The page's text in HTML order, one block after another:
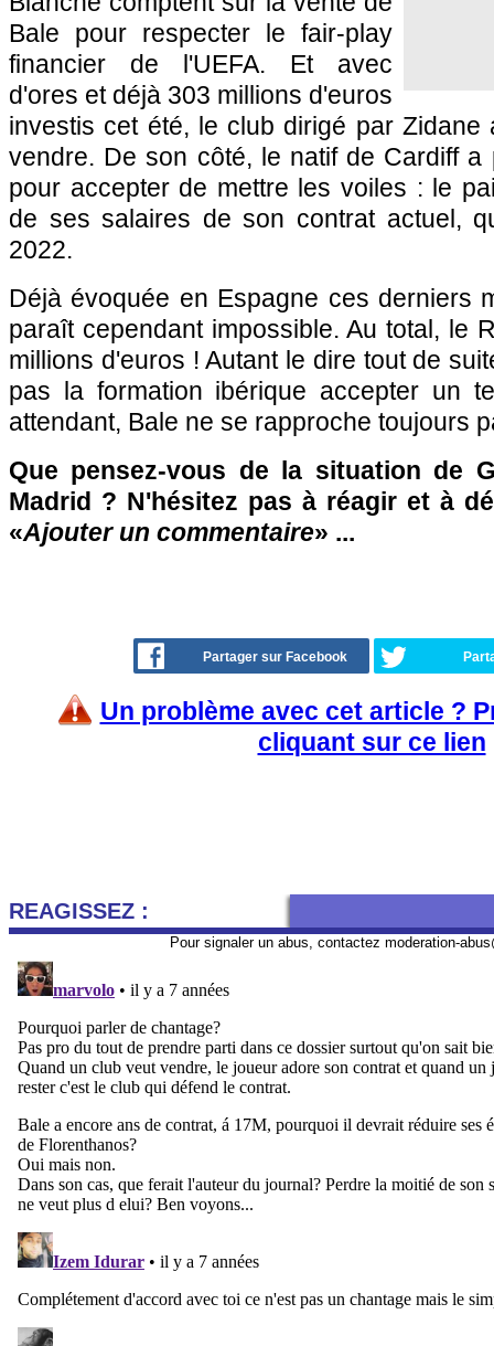
Bale pour respecter le fair-play
financier de l'UEFA. Et avec
d'ores et déjà 303 millions d'euros
investis cet été, le club dirigé par Zidane
vendre. De son côté, le natif de Cardiff a
pour accepter de mettre les voiles : le
de ses salaires de son contrat actuel,
2022.
Déjà évoquée en Espagne ces derniers
paraît cependant impossible. Au total, le
millions d'euros ! Autant le dire tout de
pas la formation ibérique accepter un
attendant, Bale ne se rapproche toujours
Que pensez-vous de la situation de
Madrid ? N'hésitez pas à réagir et à
«Ajouter un commentaire» ...
Partager sur Facebook
Un problème avec cet article ?
cliquant sur ce lien
REAGISSEZ :
Pour signaler un abus, contactez moderation-